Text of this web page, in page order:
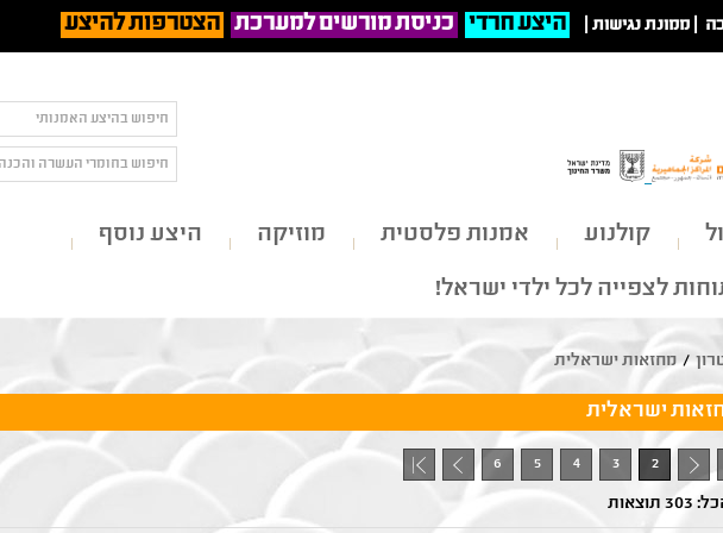
ממונת נגישות היצע חרדי כניסת מורשים למערכת הצטרפות להיצע
קולנוע אמנות פלסטית מוזיקה
היצע נוסף
לצפייה לכל ילדי ישראל!
/ מחזאות ישראלית
ישראלית
2
3
4
5
6
תוצאות